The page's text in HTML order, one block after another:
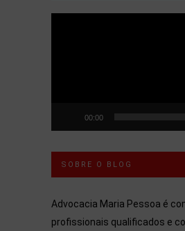
00:00
SOBRE O BLOG
Advocacia Maria Pessoa é
profissionais qualificados e